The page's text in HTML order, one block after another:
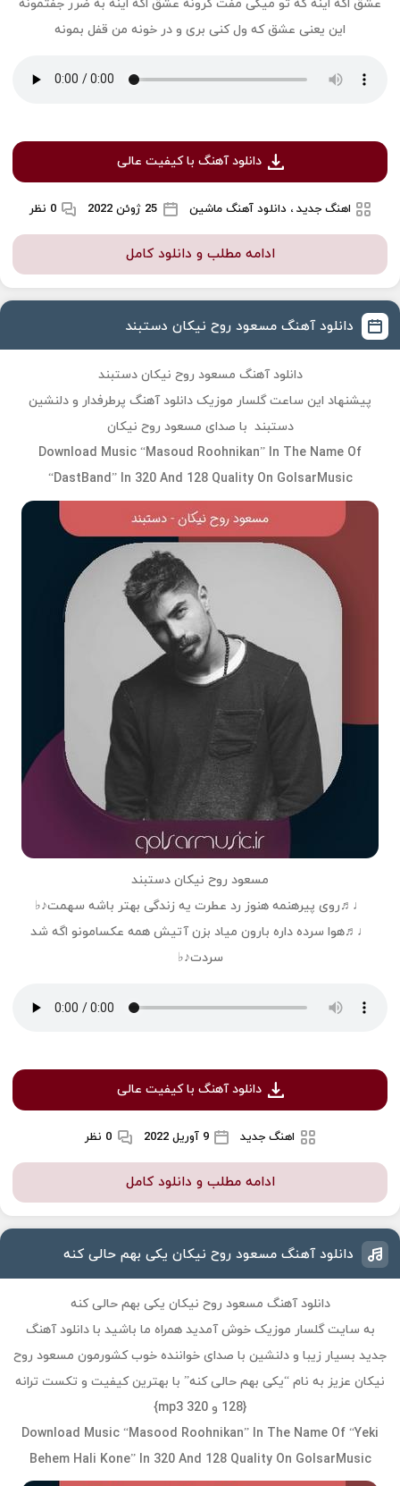
عشق اگه اینه که تو میگی مفت گرونه عشق اگه اینه به ضرر جفتمونه
این یعنی عشق که ول کنی بری و در خونه من قفل بمونه
دانلود آهنگ با کیفیت عالی
اهنگ جدید ، دانلود آهنگ ماشین 25 ژوئن 2022 0 نظر
ادامه مطلب و دانلود کامل
دانلود آهنگ مسعود روح نیکان دستبند
دانلود آهنگ مسعود روح نیکان دستبند
پیشنهاد این ساعت گلسار موزیک دانلود آهنگ پرطرفدار و دلنشین
دستبند با صدای مسعود روح نیکان
Download Music “Masoud Roohnikan” In The Name Of
“DastBand” In 320 And 128 Quality On GolsarMusic
مسعود روح نیکان دستبند
♩♬روی پیرهنمه هنوز رد عطرت یه زندگی بهتر باشه سهمت♪♭
♩♬هوا سرده داره بارون میاد بزن آتیش همه عکسامونو اگه شد
سردت♪♭
دانلود آهنگ با کیفیت عالی
اهنگ جدید 9 آوریل 2022 0 نظر
ادامه مطلب و دانلود کامل
دانلود آهنگ مسعود روح نیکان یکی بهم حالی کنه
دانلود آهنگ مسعود روح نیکان یکی بهم حالی کنه
به سایت گلسار موزیک خوش آمدید همراه ما باشید با دانلود آهنگ
جدید بسیار زیبا و دلنشین با صدای خواننده خوب کشورمون مسعود روح
نیکان عزیز به نام “یکی بهم حالی کنه” با بهترین کیفیت و تکست ترانه
{128 و 320 mp3}
Download Music “Masood Roohnikan” In The Name Of “Yeki
Behem Hali Kone” In 320 And 128 Quality On GolsarMusic